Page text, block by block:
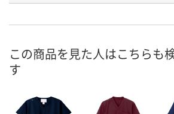
号
お届け日
数量
この商品を見た人はこちらも
す